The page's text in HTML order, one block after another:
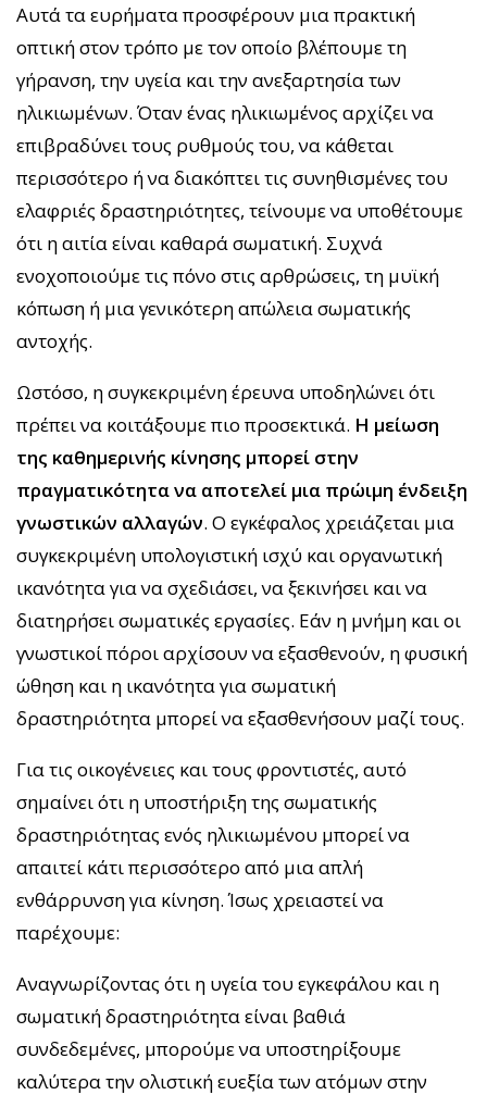
Αυτά τα ευρήματα προσφέρουν μια πρακτική
οπτική στον τρόπο με τον οποίο βλέπουμε τη
γήρανση, την υγεία και την ανεξαρτησία των
ηλικιωμένων. Όταν ένας ηλικιωμένος αρχίζει να
επιβραδύνει τους ρυθμούς του, να κάθεται
περισσότερο ή να διακόπτει τις συνηθισμένες του
ελαφριές δραστηριότητες, τείνουμε να υποθέτουμε
ότι η αιτία είναι καθαρά σωματική. Συχνά
ενοχοποιούμε τις πόνο στις αρθρώσεις, τη μυϊκή
κόπωση ή μια γενικότερη απώλεια σωματικής
αντοχής.
Ωστόσο, η συγκεκριμένη έρευνα υποδηλώνει ότι
πρέπει να κοιτάξουμε πιο προσεκτικά. Η μείωση
της καθημερινής κίνησης μπορεί στην
πραγματικότητα να αποτελεί μια πρώιμη ένδειξη
γνωστικών αλλαγών. Ο εγκέφαλος χρειάζεται μια
συγκεκριμένη υπολογιστική ισχύ και οργανωτική
ικανότητα για να σχεδιάσει, να ξεκινήσει και να
διατηρήσει σωματικές εργασίες. Εάν η μνήμη και οι
γνωστικοί πόροι αρχίσουν να εξασθενούν, η φυσική
ώθηση και η ικανότητα για σωματική
δραστηριότητα μπορεί να εξασθενήσουν μαζί τους.
Για τις οικογένειες και τους φροντιστές, αυτό
σημαίνει ότι η υποστήριξη της σωματικής
δραστηριότητας ενός ηλικιωμένου μπορεί να
απαιτεί κάτι περισσότερο από μια απλή
ενθάρρυνση για κίνηση. Ίσως χρειαστεί να
παρέχουμε:
Αναγνωρίζοντας ότι η υγεία του εγκεφάλου και η
σωματική δραστηριότητα είναι βαθιά
συνδεδεμένες, μπορούμε να υποστηρίξουμε
καλύτερα την ολιστική ευεξία των ατόμων στην